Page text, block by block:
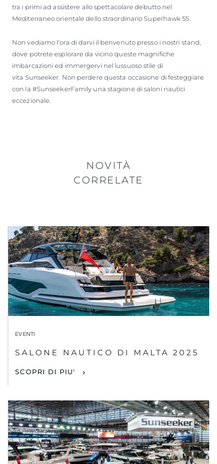
tra i primi ad assistere allo spettacolare debutto nel
Mediterraneo orientale dello straordinario Superhawk 55.
Non vediamo l'ora di darvi il benvenuto presso i nostri stand,
dove potrete esplorare da vicino queste magnifiche
imbarcazioni ed immergervi nel lussuoso stile di
vita Sunseeker. Non perdere questa occasione di festeggiare
con la #SunseekerFamily una stagione di saloni nautici
eccezionale.
NOVITÀ
CORRELATE
EVENTI
SALONE NAUTICO DI MALTA 2025
SCOPRI DI PIU'